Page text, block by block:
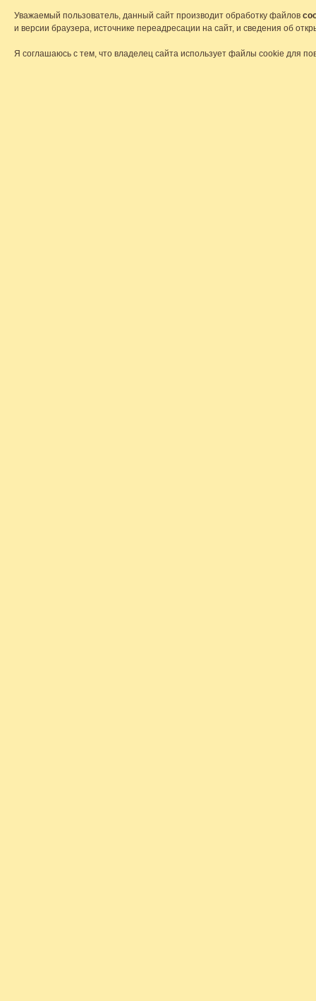
Уважаемый пользователь, данный сайт производит обработку файлов
и версии браузера, источнике переадресации на сайт, и сведения об
Я соглашаюсь с тем, что владелец сайта использует файлы cookie для